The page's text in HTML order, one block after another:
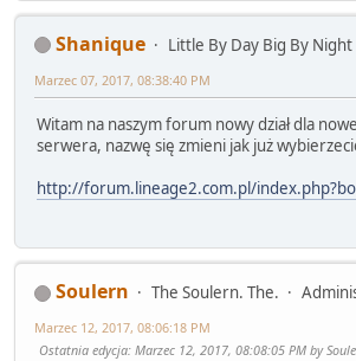
Shanique Little By Day Big By Night
Marzec 07, 2017, 08:38:40 PM
Witam na naszym forum nowy dział dla
serwera, nazwę się zmieni jak już
http://forum.lineage2.com.pl/
Soulern The Soulern. The.
Marzec 12, 2017, 08:06:18 PM
Ostatnia edycja: Marzec 12, 2017, 08:08:05 PM by